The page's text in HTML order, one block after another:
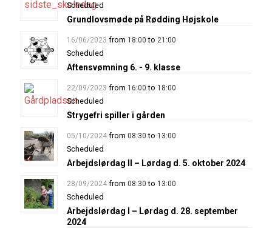
Scheduled
Grundlovsmøde på Rødding Højskole
16/06/2023 from 18:00 to 21:00
Scheduled
Aftensvømning 6. - 9. klasse
22/09/2023 from 16:00 to 18:00
Scheduled
Strygefri spiller i gården
05/10/2024 from 08:30 to 13:00
Scheduled
Arbejdslørdag II – Lørdag d. 5. oktober 2024
28/09/2024 from 08:30 to 13:00
Scheduled
Arbejdslørdag I – Lørdag d. 28. september
2024